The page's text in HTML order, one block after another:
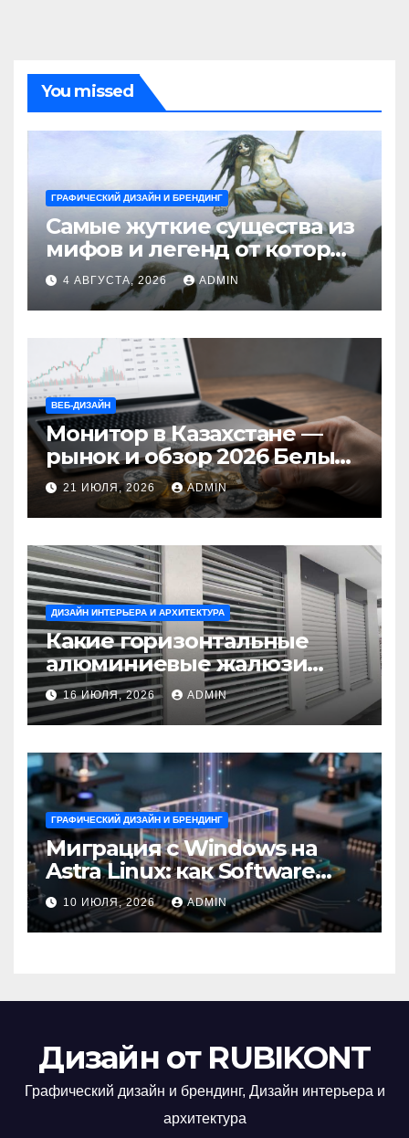
You missed
ГРАФИЧЕСКИЙ ДИЗАЙН И БРЕНДИНГ
Самые жуткие существа из
мифов и легенд от которых
стынет кровь
4 АВГУСТА, 2026 ADMIN
ВЕБ-ДИЗАЙН
Монитор в Казахстане —
рынок и обзор 2026 Белый
Ветер Shop.kz
21 ИЮЛЯ, 2026 ADMIN
ДИЗАЙН ИНТЕРЬЕРА И АРХИТЕКТУРА
Какие горизонтальные
алюминиевые жалюзи
выбрать для окон?
16 ИЮЛЯ, 2026 ADMIN
ГРАФИЧЕСКИЙ ДИЗАЙН И БРЕНДИНГ
Миграция с Windows на
Astra Linux: как Software
Group успешно перешла на
отечественную ОС
10 ИЮЛЯ, 2026 ADMIN
Дизайн от RUBIKONT
Графический дизайн и брендинг, Дизайн интерьера и
архитектура